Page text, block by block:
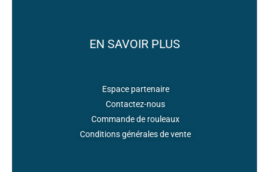
EN SAVOIR PLUS
Espace partenaire
Contactez-nous
Commande de rouleaux
Conditions générales de vente